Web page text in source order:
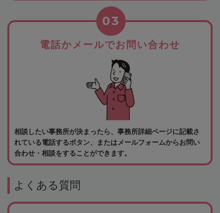
電話かメールでお問い合わせ
03
相談したい事務所が決まったら、事務所詳細ページに記載さ
れている電話するボタン、またはメールフォームからお問い
合わせ・相談をすることができます。
よくある質問